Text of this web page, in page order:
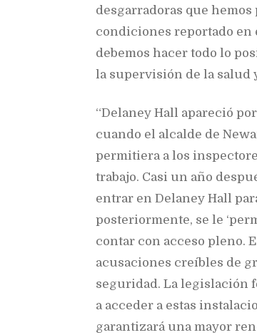
desgarradoras que
condiciones reportado en
debemos hacer todo lo
la supervisión de la salud
“Delaney Hall apareció
cuando el alcalde de
permitiera a los
trabajo. Casi un año
entrar en Delaney Hall
posteriormente, se le
contar con acceso pleno.
acusaciones creíbles de
seguridad. La legislación
a acceder a estas
garantizará una mayor